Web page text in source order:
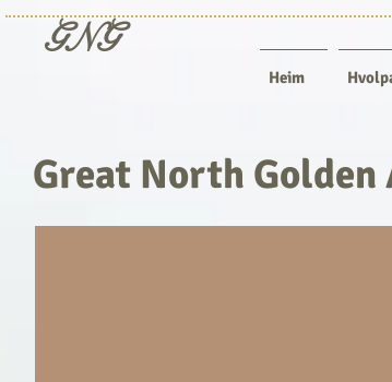
Heim
GNG
Great North